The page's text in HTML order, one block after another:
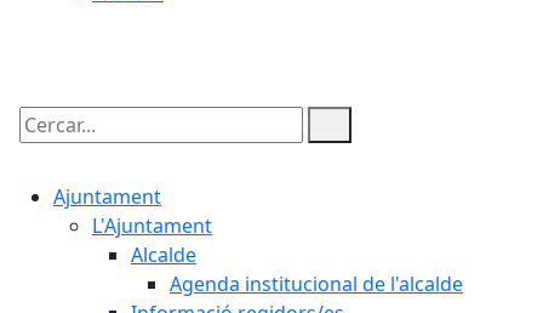
Cercar:
Ajuntament
L'Ajuntament
Alcalde
Agenda institucional de l'alcalde